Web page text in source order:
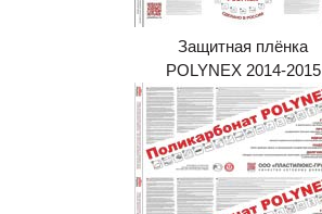
Защитная плёнка
POLYNEX 2014-2015